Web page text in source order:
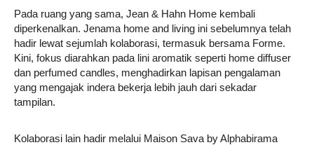
Pada ruang yang sama, Jean & Hahn Home kembali
diperkenalkan. Jenama home and living ini sebelumnya telah
hadir lewat sejumlah kolaborasi, termasuk bersama Forme.
Kini, fokus diarahkan pada lini aromatik seperti home diffuser
dan perfumed candles, menghadirkan lapisan pengalaman
yang mengajak indera bekerja lebih jauh dari sekadar
tampilan.
Kolaborasi lain hadir melalui Maison Sava by Alphabirama